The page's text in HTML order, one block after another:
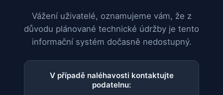
Vážení uživatelé, oznamujeme vám, že z
důvodu plánované technické údržby je tento
informační systém dočasně nedostupný.
V případě naléhavosti kontaktujte
podatelnu: